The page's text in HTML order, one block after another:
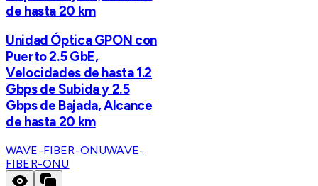
de hasta 20 km
Unidad Óptica GPON con
Puerto 2.5 GbE,
Velocidades de hasta 1.2
Gbps de Subida y 2.5
Gbps de Bajada, Alcance
de hasta 20 km
WAVE-FIBER-ONUWAVE-
FIBER-ONU